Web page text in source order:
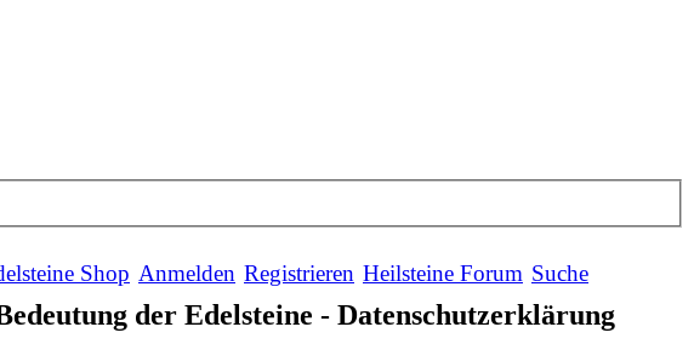
Shop Anmelden Registrieren Heilsteine Forum Suche
der Edelsteine - Datenschutzerklärung